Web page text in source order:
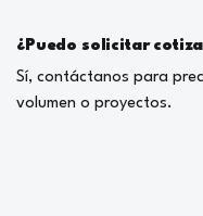
¿Puedo solicitar
Sí, contáctanos para
volumen o proyectos.